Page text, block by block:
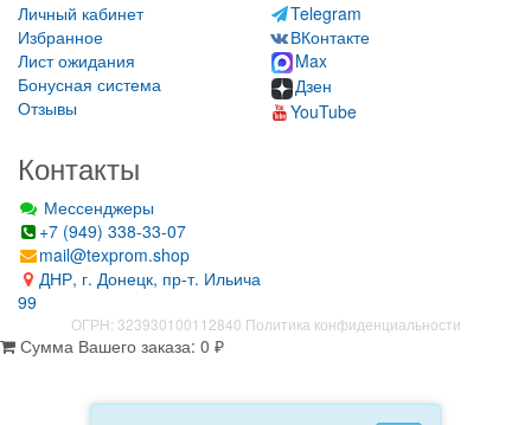
Личный кабинет
Избранное
Лист ожидания
Бонусная система
Отзывы
Telegram
ВКонтакте
Max
Дзен
YouTube
Контакты
Мессенджеры
+7 (949) 338-33-07
mail@texprom.shop
ДНР, г. Донецк, пр-т. Ильича
99
ОГРН: 323930100112840 Политика конфиденциальности
Сумма Вашего заказа: 0 ₽